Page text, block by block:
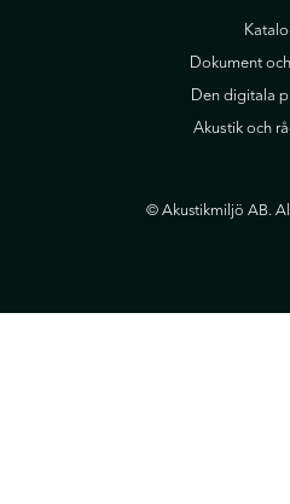
Dokument
Den digitala
Akustik och
© Akustikmiljö AB.